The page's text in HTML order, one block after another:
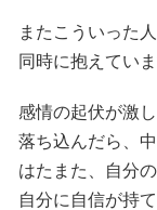
またこういった
同時に抱えていま
感情の起伏が激し
落ち込んだら、
はたまた、自分
自分に自信が持